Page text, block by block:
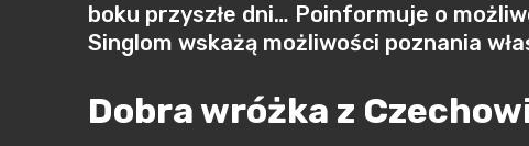
boku przyszłe dni… Poinformuje o
Singlom wskażą możliwości poznania
Dobra wróżka z